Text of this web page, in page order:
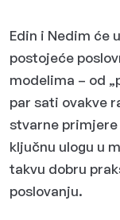
Edin i Nedim će
postojeće
modelima – od
par sati ovakve
stvarne
ključnu ulogu u
takvu dobru
poslovanju.